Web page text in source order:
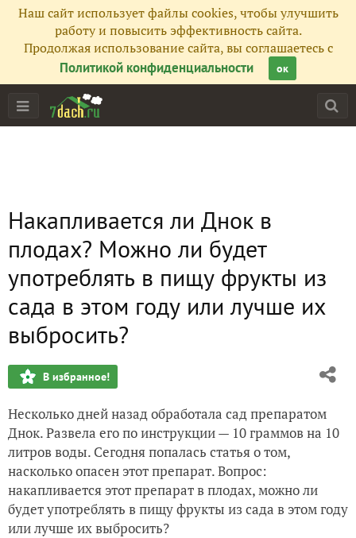
Наш сайт использует файлы cookies, чтобы улучшить
работу и повысить эффективность сайта.
Продолжая использование сайта, вы соглашаетесь с
Политикой конфиденциальности
ок
Накапливается ли Днок в
плодах? Можно ли будет
употреблять в пищу фрукты из
сада в этом году или лучше их
выбросить?
В избранное!
Несколько дней назад обработала сад препаратом
Днок. Развела его по инструкции — 10 граммов на 10
литров воды. Сегодня попалась статья о том,
насколько опасен этот препарат. Вопрос:
накапливается этот препарат в плодах, можно ли
будет употреблять в пищу фрукты из сада в этом году
или лучше их выбросить?